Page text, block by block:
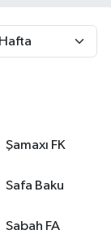
Şamaxı FK
Safa Baku
Sabah FA